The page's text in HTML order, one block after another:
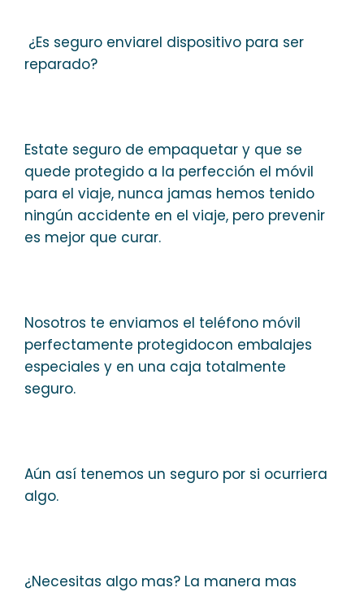
¿Es seguro enviarel dispositivo para ser
reparado?
Estate seguro de empaquetar y que se
quede protegido a la perfección el móvil
para el viaje, nunca jamas hemos tenido
ningún accidente en el viaje, pero prevenir
es mejor que curar.
Nosotros te enviamos el teléfono móvil
perfectamente protegidocon embalajes
especiales y en una caja totalmente
seguro.
Aún así tenemos un seguro por si ocurriera
algo.
¿Necesitas algo mas? La manera mas